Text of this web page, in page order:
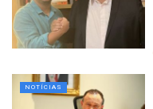
NOTÍCIAS